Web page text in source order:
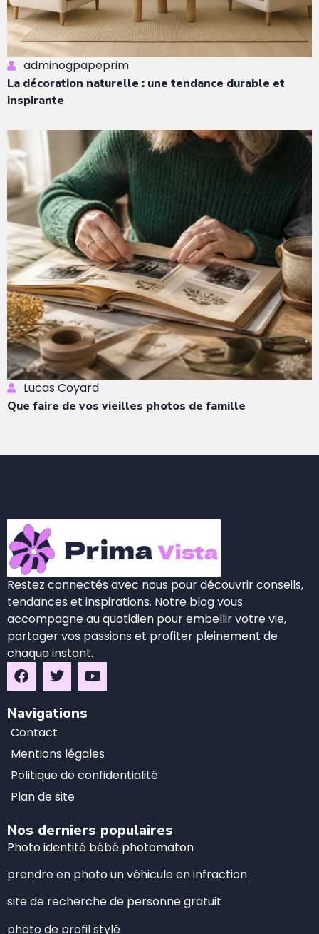
adminogpapeprim
La décoration naturelle : une tendance durable et
inspirante
Lucas Coyard
Que faire de vos vieilles photos de famille
Restez connectés avec nous pour découvrir conseils,
tendances et inspirations. Notre blog vous
accompagne au quotidien pour embellir votre vie,
partager vos passions et profiter pleinement de
chaque instant.
Navigations
Contact
Mentions légales
Politique de confidentialité
Plan de site
Nos derniers populaires
Photo identité bébé photomaton
prendre en photo un véhicule en infraction
site de recherche de personne gratuit
photo de profil stylé